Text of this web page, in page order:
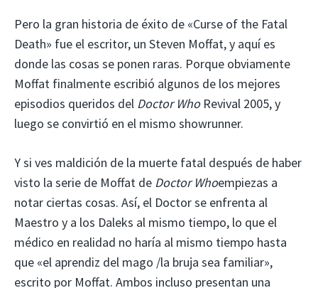
Pero la gran historia de éxito de «Curse of the Fatal
Death» fue el escritor, un Steven Moffat, y aquí es
donde las cosas se ponen raras. Porque obviamente
Moffat finalmente escribió algunos de los mejores
episodios queridos del Doctor Who Revival 2005, y
luego se convirtió en el mismo showrunner.
Y si ves maldición de la muerte fatal después de haber
visto la serie de Moffat de Doctor Whoempiezas a
notar ciertas cosas. Así, el Doctor se enfrenta al
Maestro y a los Daleks al mismo tiempo, lo que el
médico en realidad no haría al mismo tiempo hasta
que «el aprendiz del mago /la bruja sea familiar»,
escrito por Moffat. Ambos incluso presentan una